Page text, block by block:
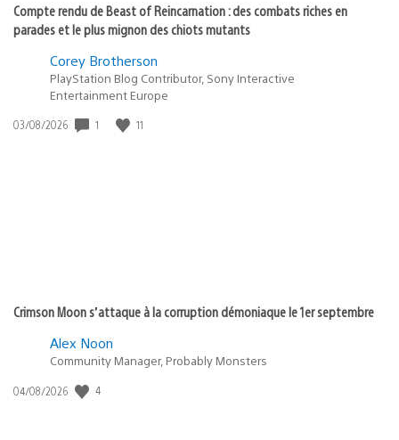
Compte rendu de Beast of Reincarnation : des combats riches en
parades et le plus mignon des chiots mutants
Corey Brotherson
PlayStation Blog Contributor, Sony Interactive
Entertainment Europe
Date
03/08/2026 1 11
Crimson Moon s’attaque à la corruption démoniaque le 1er septembre
Alex Noon
Community Manager, Probably Monsters
Date
04/08/2026 4